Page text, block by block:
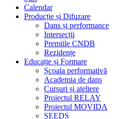
Calendar
Producție și Difuzare
Dans și performance
Intersecții
Premiile CNDB
Rezidențe
Educație și Formare
Școala performativă
Academia de dans
Cursuri și ateliere
Proiectul RELAY
Proiectul MOVIDA
SEEDS